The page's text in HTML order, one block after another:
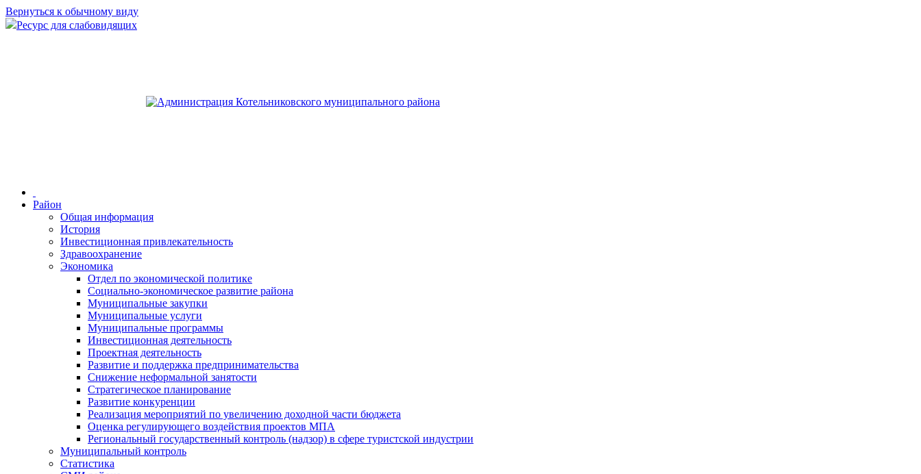
Вернуться к обычному виду
Ресурс для слабовидящих
Район
Общая информация
История
Инвестиционная привлекательность
Здравоохранение
Экономика
Отдел по экономической политике
Социально-экономическое развитие района
Муниципальные закупки
Муниципальные услуги
Муниципальные программы
Инвестиционная деятельность
Проектная деятельность
Развитие и поддержка предпринимательства
Снижение неформальной занятости
Стратегическое планирование
Развитие конкуренции
Реализация мероприятий по увеличению доходной части бюджета
Оценка регулирующего воздействия проектов МПА
Региональный государственный контроль (надзор) в сфере туристской индустрии
Муниципальный контроль
Статистика